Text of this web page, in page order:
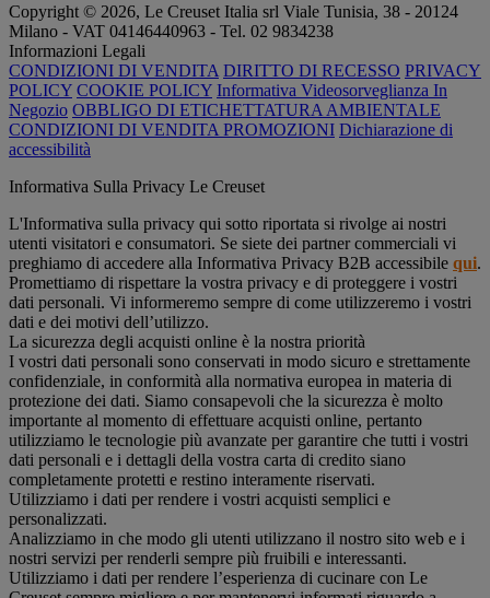
Copyright © 2026, Le Creuset Italia srl ​​Viale Tunisia, 38 - 20124
Milano - VAT 04146440963 - Tel. 02 9834238
Informazioni Legali
CONDIZIONI DI VENDITA DIRITTO DI RECESSO PRIVACY
POLICY COOKIE POLICY Informativa Videosorveglianza In
Negozio OBBLIGO DI ETICHETTATURA AMBIENTALE
CONDIZIONI DI VENDITA PROMOZIONI Dichiarazione di
accessibilità
Informativa Sulla Privacy Le Creuset
L'Informativa sulla privacy qui sotto riportata si rivolge ai nostri
utenti visitatori e consumatori. Se siete dei partner commerciali vi
preghiamo di accedere alla Informativa Privacy B2B accessibile qui.
Promettiamo di rispettare la vostra privacy e di proteggere i vostri
dati personali. Vi informeremo sempre di come utilizzeremo i vostri
dati e dei motivi dell’utilizzo.
La sicurezza degli acquisti online è la nostra priorità
I vostri dati personali sono conservati in modo sicuro e strettamente
confidenziale, in conformità alla normativa europea in materia di
protezione dei dati. Siamo consapevoli che la sicurezza è molto
importante al momento di effettuare acquisti online, pertanto
utilizziamo le tecnologie più avanzate per garantire che tutti i vostri
dati personali e i dettagli della vostra carta di credito siano
completamente protetti e restino interamente riservati.
Utilizziamo i dati per rendere i vostri acquisti semplici e
personalizzati.
Analizziamo in che modo gli utenti utilizzano il nostro sito web e i
nostri servizi per renderli sempre più fruibili e interessanti.
Utilizziamo i dati per rendere l’esperienza di cucinare con Le